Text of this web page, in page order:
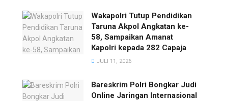
Wakapolri Tutup Pendidikan
Taruna Akpol Angkatan ke-
58, Sampaikan Amanat
Kapolri kepada 282 Capaja
JULI 11, 2026
Bareskrim Polri Bongkar Judi
Online Jaringan Internasional